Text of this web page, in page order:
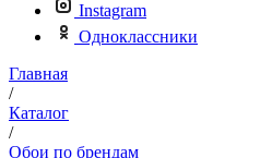
Instagram
Одноклассники
Главная
/
Каталог
/
Обои по брендам